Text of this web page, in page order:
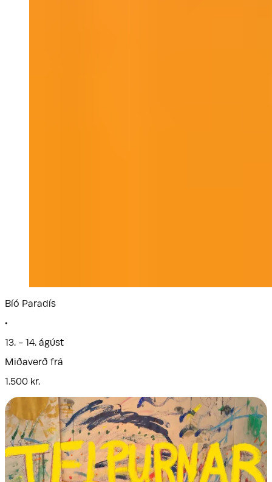
Bíó Paradís
•
13. - 14. ágúst
Miðaverð frá
1.500 kr.